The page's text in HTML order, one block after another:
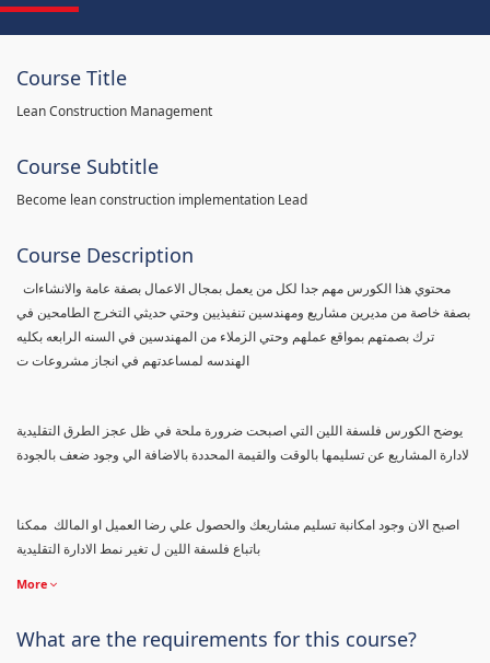
Course Title
Lean Construction Management
Course Subtitle
Become lean construction implementation Lead
Course Description
بصفة خاصة من مديرين مشاريع ومهندسين تنفيذيين وحتي حديثي التخرج الطامحين في
ترك بصمتهم بمواقع عملهم وحتي الزملاء من المهندسين في السنه الرابعه بكليه
الهندسه لمساعدتهم في انجاز مشروعات ت
يوضح الكورس فلسفة اللين التي اصبحت ضرورة ملحة في ظل عجز الطرق التقليدية
اصبح الان وجود امكانبة تسليم مشاريعك والحصول علي رضا العميل او المالك ممكنا
More
What are the requirements for this course?